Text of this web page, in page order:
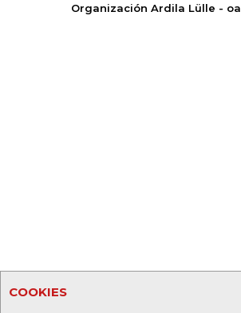
COOKIES
Organización Ardila Lülle -